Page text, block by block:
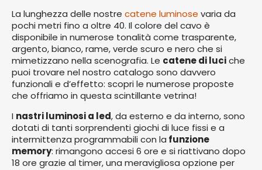
La lunghezza delle nostre catene luminose varia da
pochi metri fino a oltre 40. Il colore del cavo è
disponibile in numerose tonalità come trasparente,
argento, bianco, rame, verde scuro e nero che si
mimetizzano nella scenografia. Le catene di luciche
puoi trovare nel nostro catalogo sono davvero
funzionali e d’effetto: scopri le numerose proposte
che offriamo in questa scintillante vetrina!
I nastri luminosi a led, da esterno e da interno, sono
dotati di tanti sorprendenti giochi di luce fissi e a
intermittenza programmabili con la funzione
memory: rimangono accesi 6 ore e si riattivano dopo
18 ore grazie al timer, una meravigliosa opzione per